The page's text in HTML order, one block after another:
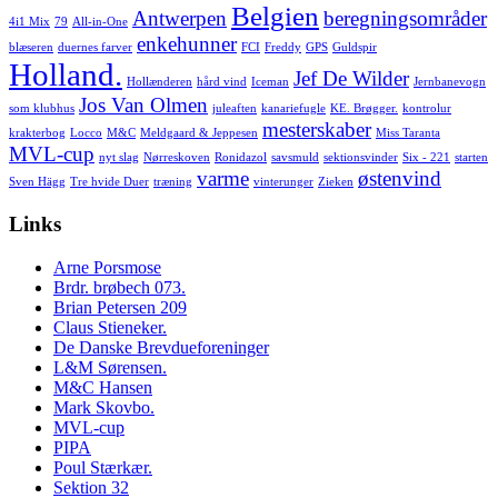
4i1 Mix 79 All-in-One Antwerpen Belgien beregningsområder
blæseren duernes farver enkehunner FCI Freddy GPS Guldspir
Holland. Hollænderen hård vind Iceman Jef De Wilder Jernbanevogn
som klubhus Jos Van Olmen juleaften kanariefugle KE. Brøgger. kontrolur
krakterbog Locco M&C Meldgaard & Jeppesen mesterskaber Miss Taranta
MVL-cup nyt slag Nørreskoven Ronidazol savsmuld sektionsvinder Six - 221
starten
Sven Hägg Tre hvide Duer træning varme vinterunger Zieken østenvind
Links
Arne Porsmose
Brdr. brøbech 073.
Brian Petersen 209
Claus Stieneker.
De Danske Brevdueforeninger
L&M Sørensen.
M&C Hansen
Mark Skovbo.
MVL-cup
PIPA
Poul Stærkær.
Sektion 32